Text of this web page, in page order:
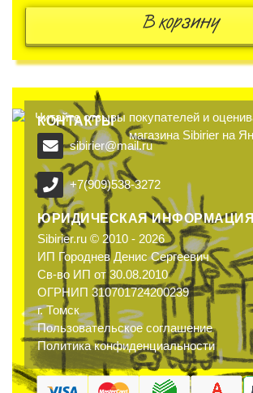
В корзину
КОНТАКТЫ
sibirier@mail.ru
+7(909)538-3272
ЮРИДИЧЕСКАЯ ИНФОРМАЦИЯ
Sibirier.ru © 2010 - 2026
ИП Городнев Денис Сергеевич
Св-во ИП от 30.08.2010
ОГРНИП 310701724200239
г. Томск
Пользовательское соглашение
Политика конфиденциальности